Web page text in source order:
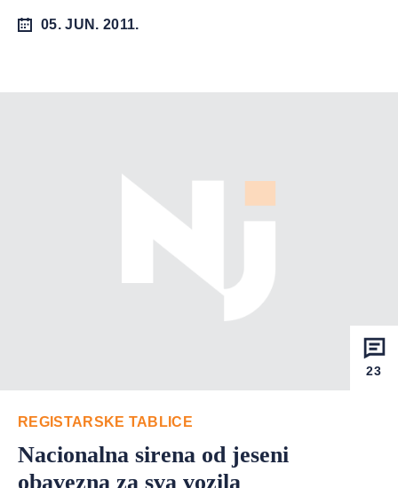
05. JUN. 2011.
23
REGISTARSKE TABLICE
Nacionalna sirena od jeseni
obavezna za sva vozila